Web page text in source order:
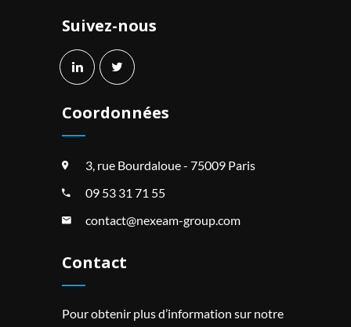
Suivez-nous
Coordonnées
3, rue Bourdaloue - 75009 Paris
09 53 31 71 55
contact@nexeam-group.com
Contact
Pour obtenir plus d’information sur notre